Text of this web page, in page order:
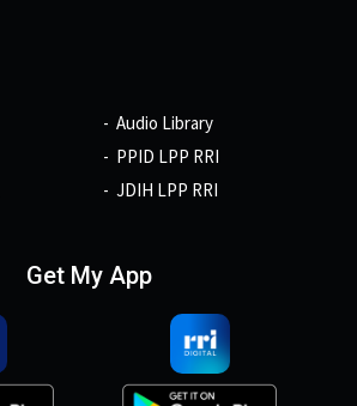
Audio Library
PPID LPP RRI
JDIH LPP RRI
Get My App